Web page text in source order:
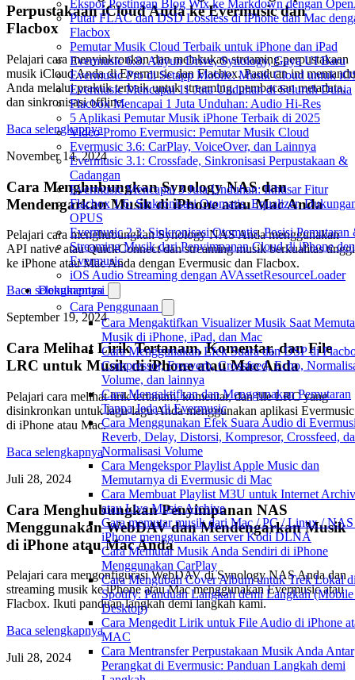
Ekspor Postingan Blog Wix ke Markdown dengan
Putar FLAC dan DSD Lossless di iPhone dan Mac
Flacbox
Pemutar Musik Cloud Terbaik untuk iPhone dan iPad
Evermusic 6.8: Aliyun Drive, Synology, Gaya UI Baru
Evermusic Pro di Setapp Mobile: Musik Cloud untuk
Evermusic Mencapai 11 Juta Unduhan di Seluruh Dunia
Flacbox Mencapai 1 Juta Unduhan: Audio Hi-Res
5 Aplikasi Pemutar Musik iPhone Terbaik di 2025
Video Promo Evermusic: Pemutar Musik Cloud
Evermusic 3.6: CarPlay, VoiceOver, dan Lainnya
Evermusic 3.1: Crossfade, Sinkronisasi Perpustakaan &
Cadangan
Evermusic Mencapai 3 Juta Unduhan: Ikhtisar Fitur
Flacbox 1.6: Sinkronisasi Otomatis, Equalizer,
OPUS
Evermusic 2.3: Sinkronisasi Otomatis, Posisi Pemutaran
Streaming Musik dari Penyimpanan Cloud di iPhone
Evermusic
iOS Audio Streaming dengan AVAssetResourceLoader
Dokumentasi
Cara Penggunaan
Cara Mengaktifkan Visualizer Musik Saat
Musik di iPhone, iPad, dan Mac
Cara Menggunakan Efek Suara dan DSP di
Compressor, Freeverb, Crossfeed, Echo,
Volume, dan lainnya
Cara Mengaktifkan dan Menggunakan Pemutaran
Tanpa Jeda di Evermusic
Cara Menggunakan Efek Suara Audio di
Reverb, Delay, Distorsi, Kompresor, Crossfeed,
Normalisasi Volume
Cara Mengekspor Playlist Apple Music dan
Memutarnya di Evermusic di Mac
Cara Membuat Playlist M3U untuk Internet
atau Live Music Archive
Cara memutar musik dari Mac / PC / Linux /
iPhone menggunakan server Kodi DLNA
Cara Memutar Musik Anda Sendiri di iPhone
Menggunakan CarPlay
Cara Mengubah Cover Album untuk Trek Lokal
Spotify: Panduan Langkah demi Langkah
Desktop)
Cara Mengedit Lirik untuk File Audio di iPhone
MAC
Cara Mentransfer Perpustakaan Musik Anda Antar
Perangkat di Evermusic: Panduan Langkah demi
Perpustakaan iCloud Anda ke Evermusic dan
Flacbox
Pelajari cara menyinkronkan dan melakukan streaming perpustakaan
musik iCloud Anda di Evermusic dan Flacbox. Panduan ini memandu
Anda melalui praktik terbaik untuk streaming, pembacaan metadata,
dan sinkronisasi offline.
Baca selengkapnya
November 14, 2024
Cara Menghubungkan Synology NAS dan
Mendengarkan Musik di iPhone atau Mac Anda
Pelajari cara menghubungkan Synology NAS Anda menggunakan
API native atau QuickConnect dan streaming musik berkualitas tinggi
ke iPhone atau Mac Anda dengan Evermusic dan Flacbox.
Baca selengkapnya
September 19, 2024
Cara Melihat Lirik Tertanam, Komentar, dan File
LRC untuk Musik di iPhone atau Mac Anda
Pelajari cara melihat lirik tertanam, komentar, dan file LRC yang
disinkronkan untuk lagu-lagu Anda menggunakan aplikasi Evermusic
di iPhone atau Mac.
Baca selengkapnya
Juli 28, 2024
Cara Menghubungkan Penyimpanan NAS
Menggunakan WebDAV dan Mendengarkan Musik
di iPhone atau Mac Anda
Pelajari cara mengonfigurasi WebDAV di Synology NAS Anda dan
streaming musik ke iPhone atau Mac menggunakan Evermusic atau
Flacbox. Ikuti panduan langkah demi langkah kami.
Baca selengkapnya
Juli 28, 2024